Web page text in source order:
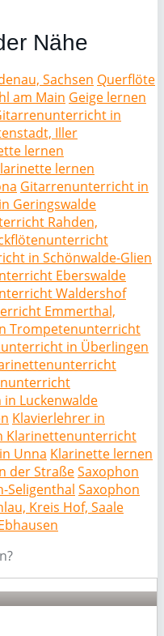
Nähe
Sachsen Querflöte
am Main Geige lernen
in
Iller
lernen
lernen
Gitarrenunterricht in
Geringswalde
Rahden,
in Schönwalde-Glien
Eberswalde
Waldershof
Emmerthal,
Trompetenunterricht
in Überlingen
Luckenwalde
Klavierlehrer in
Klarinettenunterricht
Unna Klarinette lernen
der StraßeSaxophon
Seligenthal Saxophon
Kreis Hof, Saale